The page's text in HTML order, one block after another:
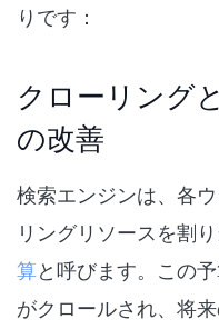
りです：
クローリング
の改善
検索エンジンは、各
リングリソースを割
算と呼びます。この
がクロールされ、将